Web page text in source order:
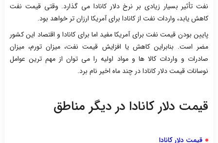
نفت تأثیر بسیار زیادی بر نرخ دلار کانادا می گذارد. وقتی قیمت نفت
کاهش یابد، واردات نفت از کانادا برای آمریکا ارزان تر خواهد بود.
پایین بودن قیمت نفت برای آمریکا مفید اما برای کانادا و اقتصاد این کشور
مضر است. بنابراین کاهش یا افزایش قیمت نفت، میزان تورم، میزان
صادرات و واردات کالا ها و مواد اولیه را می توان از مهم ترین عوامل
نوسانات قیمت دلار کانادا در چند ماه اخیر نام برد.
قیمت دلار کانادا در دیگر مناطق
قیمت دلار کانادا